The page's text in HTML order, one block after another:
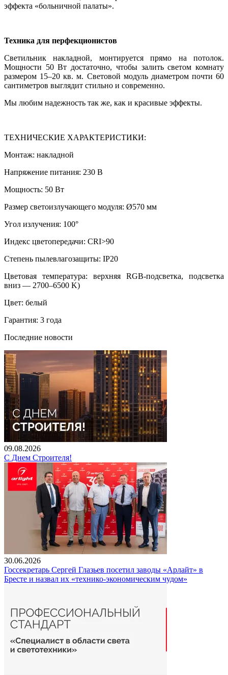
эффекта «больничной палаты».
Техника для перфекционистов
Светильник накладной, монтируется прямо на потолок.
Мощности 50 Вт достаточно, чтобы залить светом комнату
размером 15–20 кв. м. Световой модуль диаметром почти 60
сантиметров выглядит стильно и современно.
Мы любим надежность так же, как и красивые эффекты.
ТЕХНИЧЕСКИЕ ХАРАКТЕРИСТИКИ:
Монтаж: накладной
Напряжение питания: 230 В
Мощность: 50 Вт
Размер светоизлучающего модуля: Ø570 мм
Угол излучения: 100°
Индекс цветопередачи: CRI>90
Степень пылевлагозащиты: IP20
Цветовая температура: верхняя RGB-подсветка, подсветка
вниз — 2700–6500 K)
Цвет: белый
Гарантия: 3 года
Последние новости
09.08.2026
С Днем Строителя!
30.06.2026
Госсекретарь Сергей Глазьев посетил заводы «Арлайт» в
Бресте и назвал их «технико-экономическим чудом»